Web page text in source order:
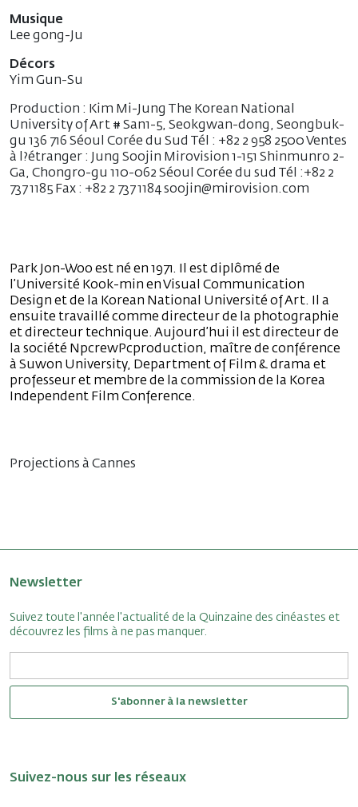
Musique
Lee gong-Ju
Décors
Yim Gun-Su
Production : Kim Mi-Jung The Korean National
University of Art # San1-5, Seokgwan-dong, Seongbuk-
gu 136 716 Séoul Corée du Sud Tél : +82 2 958 2500 Ventes
à l?étranger : Jung Soojin Mirovision 1-151 Shinmunro 2-
Ga, Chongro-gu 110-062 Séoul Corée du sud Tél :+82 2
737 1185 Fax : +82 2 737 1184 soojin@mirovision.com
Park Jon-Woo est né en 1971. Il est diplômé de
l’Université Kook-min en Visual Communication
Design et de la Korean National Université of Art. Il a
ensuite travaillé comme directeur de la photographie
et directeur technique. Aujourd’hui il est directeur de
la société NpcrewPcproduction, maître de conférence
à Suwon University, Department of Film & drama et
professeur et membre de la commission de la Korea
Independent Film Conference.
Projections à Cannes
Newsletter
Suivez toute l'année l'actualité de la Quinzaine des cinéastes et
découvrez les films à ne pas manquer.
S'abonner à la newsletter
Suivez-nous sur les réseaux